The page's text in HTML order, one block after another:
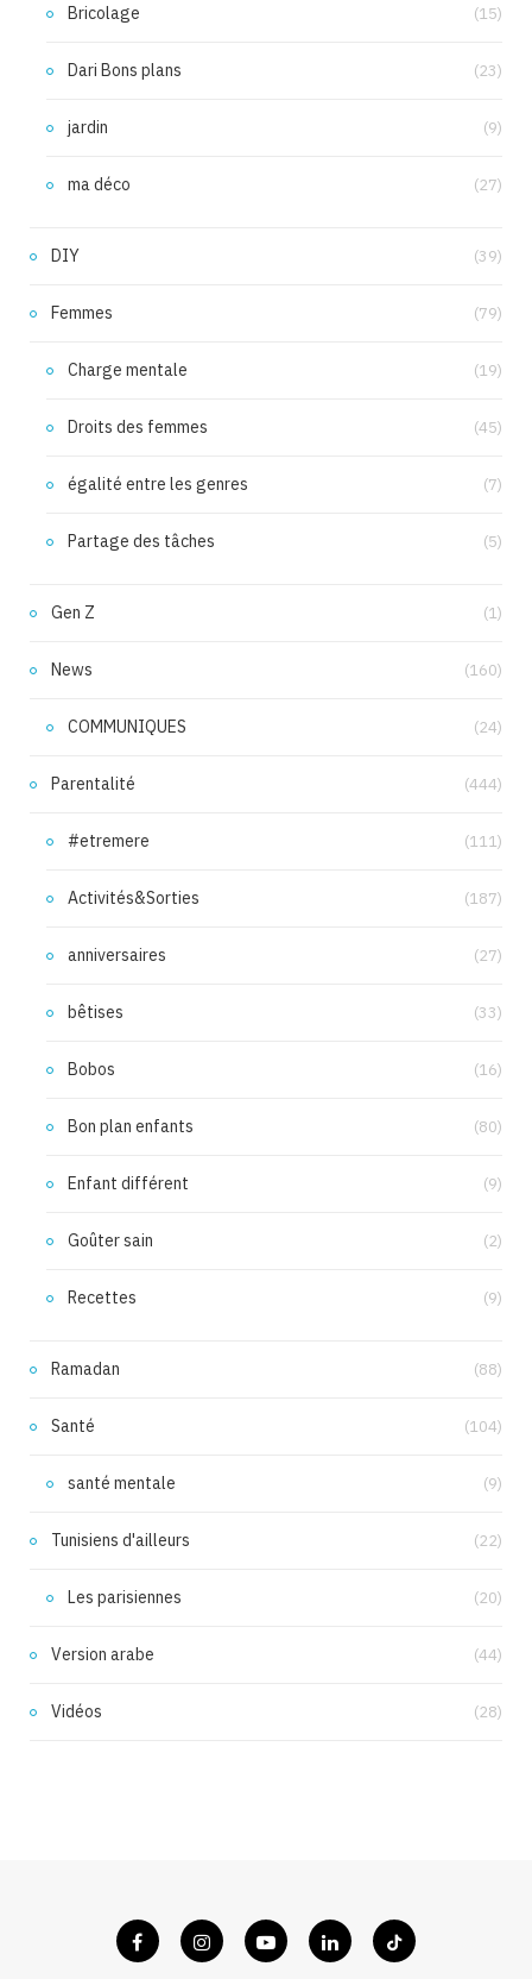
Bricolage (15)
Dari Bons plans (23)
jardin (9)
ma déco (27)
DIY (39)
Femmes (79)
Charge mentale (19)
Droits des femmes (45)
égalité entre les genres (7)
Partage des tâches (5)
Gen Z (1)
News (160)
COMMUNIQUES (24)
Parentalité (444)
#etremere (111)
Activités&Sorties (187)
anniversaires (27)
bêtises (33)
Bobos (16)
Bon plan enfants (80)
Enfant différent (9)
Goûter sain (2)
Recettes (9)
Ramadan (88)
Santé (104)
santé mentale (9)
Tunisiens d'ailleurs (22)
Les parisiennes (20)
Version arabe (44)
Vidéos (28)